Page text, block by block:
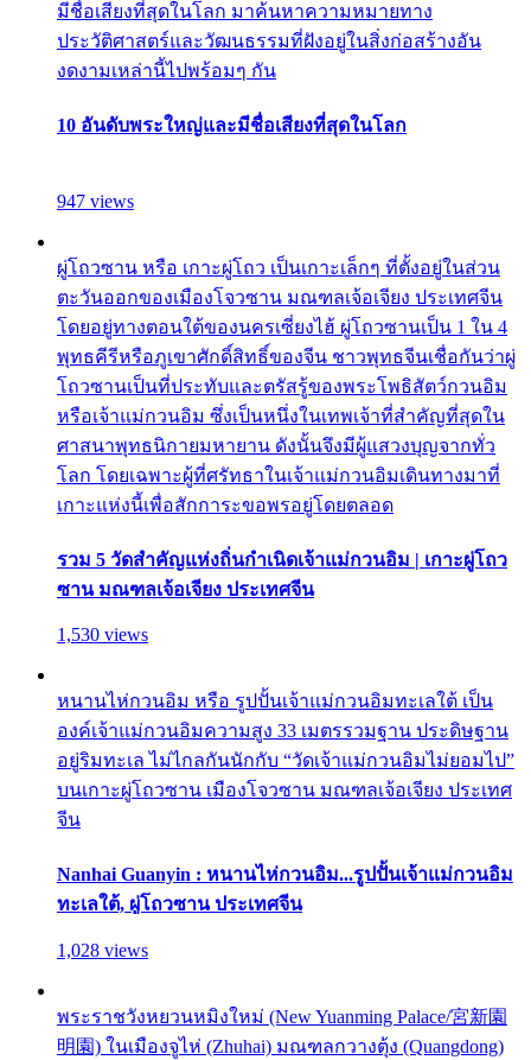
มีชื่อเสียงที่สุดในโลก มาค้นหาความหมายทาง
ประวัติศาสตร์และวัฒนธรรมที่ฝังอยู่ในสิ่งก่อสร้างอัน
งดงามเหล่านี้ไปพร้อมๆ กัน
10 อันดับพระใหญ่และมีชื่อเสียงที่สุดในโลก
947 views
ผู่โถวซาน หรือ เกาะผู่โถว เป็นเกาะเล็กๆ ที่ตั้งอยู่ในส่วน
ตะวันออกของเมืองโจวซาน มณฑลเจ้อเจียง ประเทศจีน
โดยอยู่ทางตอนใต้ของนครเซี่ยงไฮ้ ผู่โถวซานเป็น 1 ใน 4
พุทธคีรีหรือภูเขาศักดิ์สิทธิ์ของจีน ชาวพุทธจีนเชื่อกันว่าผู่
โถวซานเป็นที่ประทับและตรัสรู้ของพระโพธิสัตว์กวนอิม
หรือเจ้าแม่กวนอิม ซึ่งเป็นหนึ่งในเทพเจ้าที่สำคัญที่สุดใน
ศาสนาพุทธนิกายมหายาน ดังนั้นจึงมีผู้แสวงบุญจากทั่ว
โลก โดยเฉพาะผู้ที่ศรัทธาในเจ้าแม่กวนอิมเดินทางมาที่
เกาะแห่งนี้เพื่อสักการะขอพรอยู่โดยตลอด
รวม 5 วัดสำคัญแห่งถิ่นกำเนิดเจ้าแม่กวนอิม | เกาะผู่โถว
ซาน มณฑลเจ้อเจียง ประเทศจีน
1,530 views
หนานไห่กวนอิม หรือ รูปปั้นเจ้าแม่กวนอิมทะเลใต้ เป็น
องค์เจ้าแม่กวนอิมความสูง 33 เมตรรวมฐาน ประดิษฐาน
อยู่ริมทะเล ไม่ไกลกันนักกับ “วัดเจ้าแม่กวนอิมไม่ยอมไป”
บนเกาะผู่โถวซาน เมืองโจวซาน มณฑลเจ้อเจียง ประเทศ
จีน
Nanhai Guanyin : หนานไห่กวนอิม...รูปปั้นเจ้าแม่กวนอิม
ทะเลใต้, ผู่โถวซาน ประเทศจีน
1,028 views
พระราชวังหยวนหมิงใหม่ (New Yuanming Palace/宮新園
明園) ในเมืองจูไห่ (Zhuhai) มณฑลกวางตุ้ง (Quangdong)